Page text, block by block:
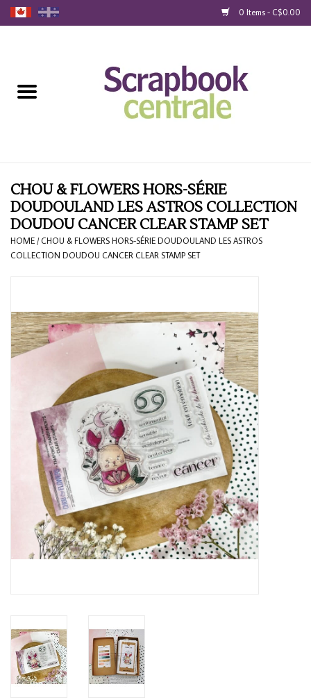
0 Items - C$0.00
Loyalty
Blog
Gift Cards
CHOU & FLOWERS HORS-SÉRIE
DOUDOULAND LES ASTROS COLLECTION
DOUDOU CANCER CLEAR STAMP SET
HOME / CHOU & FLOWERS HORS-SÉRIE DOUDOULAND LES ASTROS
COLLECTION DOUDOU CANCER CLEAR STAMP SET